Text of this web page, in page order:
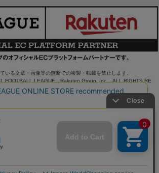
いる文章・画像等の無断での複製・転載を禁止します。
FOOTBALL LEAGUE Rakuten Group, Inc. ALL RIGHTS RE
SERVED.